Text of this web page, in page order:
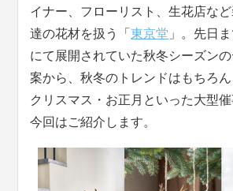
イナー、フローリスト、生花店な
達の花材を扱う「東京堂 」。先日
にて展開されていた秋冬シーズン
案から、秋冬のトレンドはもちろん
クリスマス・お正月といった大型
今回はご紹介します。